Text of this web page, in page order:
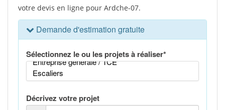
votre devis en ligne pour Ardche-07.